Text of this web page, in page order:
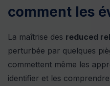
comment les
La maîtrise des reduced
perturbée par quelques
commettent même les
identifier et les